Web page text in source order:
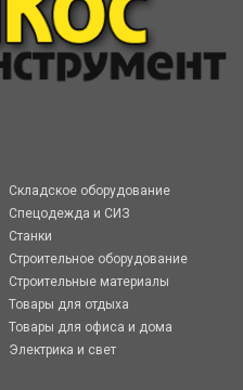
Складское оборудование
Спецодежда и СИЗ
Станки
Строительное оборудование
Строительные материалы
Товары для отдыха
Товары для офиса и дома
Электрика и свет